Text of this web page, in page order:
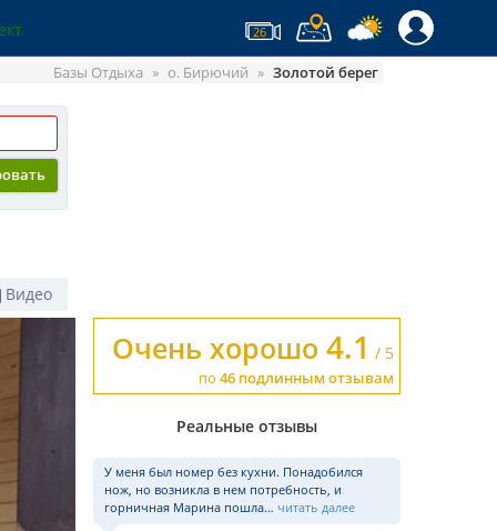
26
Базы Отдыха о. Бирючий Золотой берег
Видео
Очень хорошо 4.1 / 5
по 46 подлинным отзывам
Реальные отзывы
У меня был номер без кухни. Понадобился
нож, но возникла в нем потребность, и
горничная Марина пошла… читать далее